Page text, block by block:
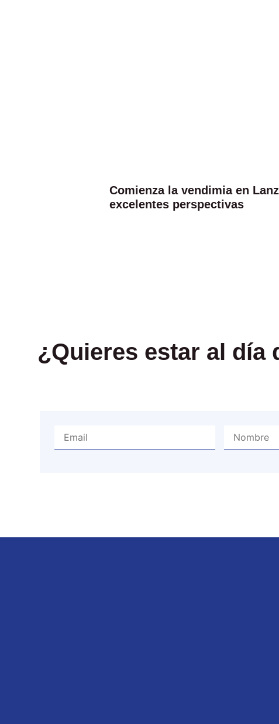
Comienza la vendimia en
excelentes perspectivas
¿Quieres estar al día